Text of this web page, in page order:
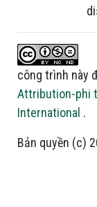
công trình này
Attribution-phi
International .
Bản quyền (c)